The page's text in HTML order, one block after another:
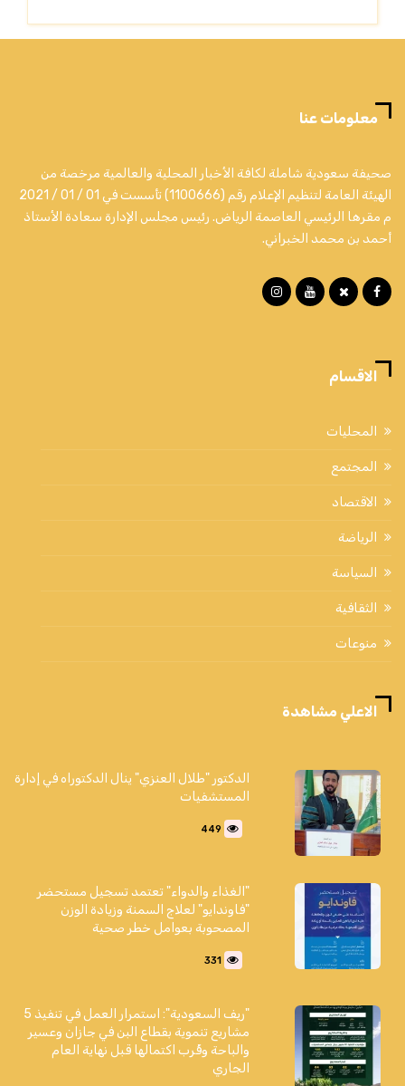
معلومات عنا
صحيفة سعودية شاملة لكافة الأخبار المحلية والعالمية مرخصة من
الهيئة العامة لتنظيم الإعلام رقم (1100666) تأسست في 01 / 01 / 2021
م مقرها الرئيسي العاصمة الرياض. رئيس مجلس الإدارة سعادة الأستاذ
أحمد بن محمد الخبراني.
الاقسام
المحليات
المجتمع
الاقتصاد
الرياضة
السياسة
الثقافية
منوعات
الاعلي مشاهدة
الدكتور "طلال العنزي" ينال الدكتوراه في إدارة
المستشفيات
449
"الغذاء والدواء" تعتمد تسجيل مستحضر
"فاوندايو" لعلاج السمنة وزيادة الوزن
المصحوبة بعوامل خطر صحية
331
"ريف السعودية": استمرار العمل في تنفيذ 5
مشاريع تنموية بقطاع البن في جازان وعسير
والباحة وقُرب اكتمالها قبل نهاية العام
الجاري